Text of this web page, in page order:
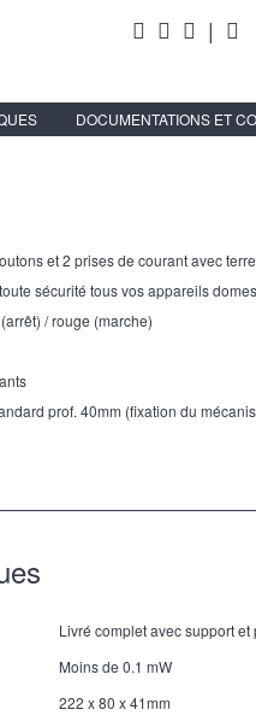
|
DOCUMENTATIONS ET
et 2 prises de courant avec
sécurité tous vos appareils
/ rouge (marche)
prof. 40mm (fixation du
Livré complet avec support
Moins de 0.1 mW
222 x 80 x 41mm